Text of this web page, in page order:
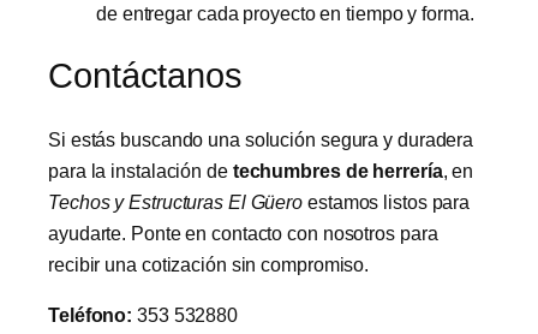
de entregar cada proyecto en tiempo y forma.
Contáctanos
Si estás buscando una solución segura y duradera
para la instalación de techumbres de herrería, en
Techos y Estructuras El Güero estamos listos para
ayudarte. Ponte en contacto con nosotros para
recibir una cotización sin compromiso.
Teléfono: 353 532880